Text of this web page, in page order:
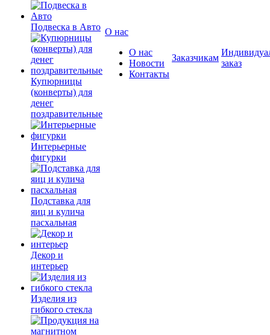
Подвеска в Авто
Купюрницы
(конверты) для
денег
поздравительные
Интерьерные
фигурки
Подставка для
яиц и кулича
пасхальная
Декор и
интерьер
Изделия из
гибкого стекла
О нас
О нас
Новости
Контакты
Заказчикам
заказ